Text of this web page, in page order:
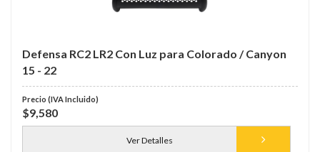
Defensa RC2 LR2 Con Luz para Colorado / Canyon
15 - 22
$9,580
Ver Detalles